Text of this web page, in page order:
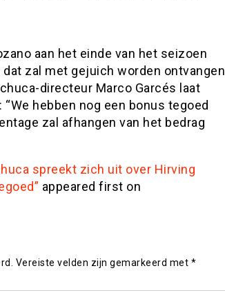
aan het einde van het seizoen
zal met gejuich worden ontvangen
directeur Marco Garcés laat
hebben nog een bonus tegoed
zal afhangen van het bedrag
spreekt zich uit over Hirving
appeared first on
Vereiste velden zijn gemarkeerd met *